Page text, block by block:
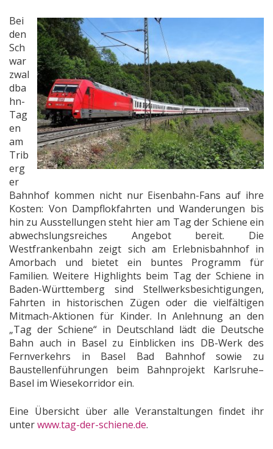
Bei
den
Sch
war
zwal
dba
hn-
Tag
en
am
Trib
erg
er
Bahnhof kommen nicht nur Eisenbahn-Fans auf ihre
Kosten: Von Dampflokfahrten und Wanderungen bis
hin zu Ausstellungen steht hier am Tag der Schiene ein
abwechslungsreiches Angebot bereit. Die
Westfrankenbahn zeigt sich am Erlebnisbahnhof in
Amorbach und bietet ein buntes Programm für
Familien. Weitere Highlights beim Tag der Schiene in
Baden-Württemberg sind Stellwerksbesichtigungen,
Fahrten in historischen Zügen oder die vielfältigen
Mitmach-Aktionen für Kinder. In Anlehnung an den
„Tag der Schiene“ in Deutschland lädt die Deutsche
Bahn auch in Basel zu Einblicken ins DB-Werk des
Fernverkehrs in Basel Bad Bahnhof sowie zu
Baustellenführungen beim Bahnprojekt Karlsruhe–
Basel im Wiesekorridor ein.
Eine Übersicht über alle Veranstaltungen findet ihr
unterwww.tag-der-schiene.de.